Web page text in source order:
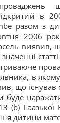
в
разом з
2006
виявив,
статті
в
що
буде
(b)
дитини